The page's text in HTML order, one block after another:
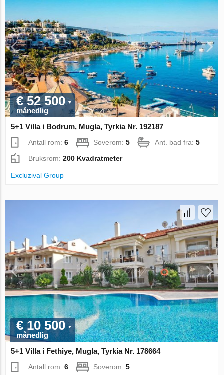
€ 52 500
månedlig
5+1 Villa i Bodrum, Mugla, Tyrkia Nr. 192187
Antall rom:6 Soverom:5 Ant. bad fra:5
Bruksrom:200 Kvadratmeter
Excluzival Group
€ 10 500
månedlig
5+1 Villa i Fethiye, Mugla, Tyrkia Nr. 178664
Antall rom:6 Soverom:5